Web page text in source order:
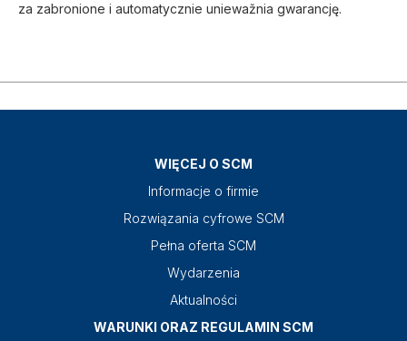
za zabronione i automatycznie uniewažnia gwarancję.
WIĘCEJ O SCM
Informacje o firmie
Rozwiązania cyfrowe SCM
Pełna oferta SCM
Wydarzenia
Aktualności
WARUNKI ORAZ REGULAMIN SCM